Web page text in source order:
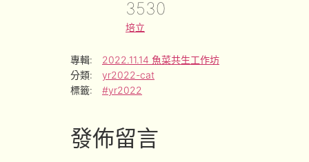
3530
培立
專輯:
2022.11.14 魚菜共生工作坊
分類:
yr2022-cat
標籤:
#yr2022
發佈留言